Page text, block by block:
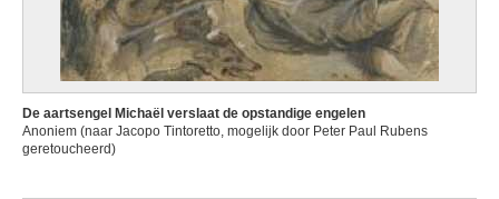
De aartsengel Michaël verslaat de opstandige engelen
Anoniem (naar Jacopo Tintoretto, mogelijk door Peter Paul Rubens
geretoucheerd)